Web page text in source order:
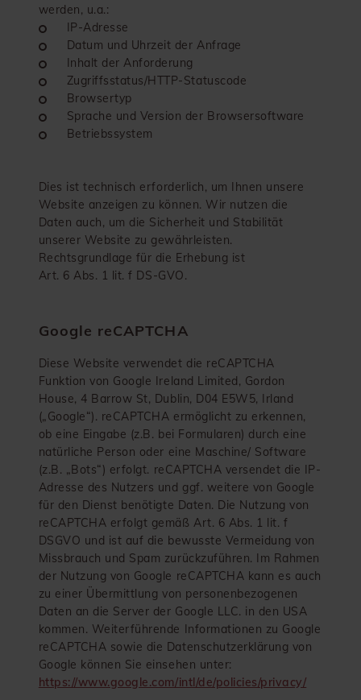
werden, u.a.:
IP-Adresse
Datum und Uhrzeit der Anfrage
Inhalt der Anforderung
Zugriffsstatus/HTTP-Statuscode
Browsertyp
Sprache und Version der Browsersoftware
Betriebssystem
Dies ist technisch erforderlich, um Ihnen unsere
Website anzeigen zu können. Wir nutzen die
Daten auch, um die Sicherheit und Stabilität
unserer Website zu gewährleisten.
Rechtsgrundlage für die Erhebung ist
Art. 6 Abs. 1 lit. f DS-GVO.
Google reCAPTCHA
Diese Website verwendet die reCAPTCHA
Funktion von Google Ireland Limited, Gordon
House, 4 Barrow St, Dublin, D04 E5W5, Irland
(„Google“). reCAPTCHA ermöglicht zu erkennen,
ob eine Eingabe (z.B. bei Formularen) durch eine
natürliche Person oder eine Maschine/ Software
(z.B. „Bots“) erfolgt. reCAPTCHA versendet die IP-
Adresse des Nutzers und ggf. weitere von Google
für den Dienst benötigte Daten. Die Nutzung von
reCAPTCHA erfolgt gemäß Art. 6 Abs. 1 lit. f
DSGVO und ist auf die bewusste Vermeidung von
Missbrauch und Spam zurückzuführen. Im Rahmen
der Nutzung von Google reCAPTCHA kann es auch
zu einer Übermittlung von personenbezogenen
Daten an die Server der Google LLC. in den USA
kommen. Weiterführende Informationen zu Google
reCAPTCHA sowie die Datenschutzerklärung von
Google können Sie einsehen unter:
https://www.google.com/intl/de/policies/privacy/